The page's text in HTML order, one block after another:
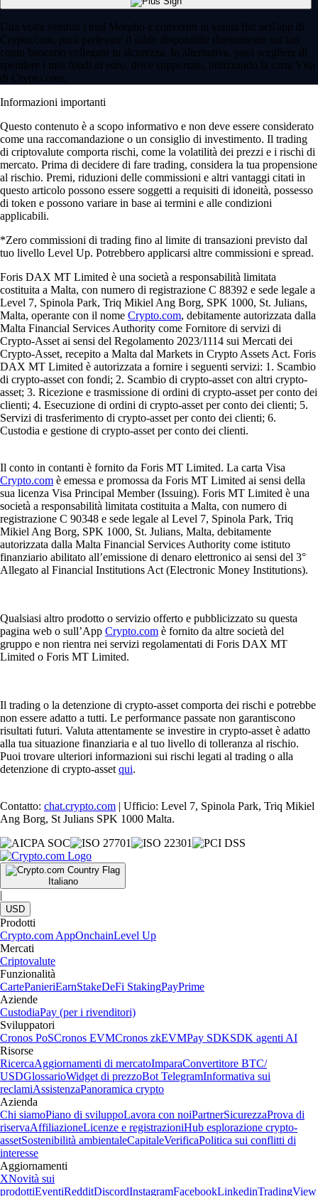
Una volta venduti i tuoi Morpho e convertiti in valuta fiat nell'app di
Crypto.com, puoi prelevare il saldo disponibile direttamente sul tuo
conto bancario collegato in sicurezza. In alternativa, puoi scegliere di
spendere i tuoi fondi in euro, dove supportato, utilizzando la carta Visa
di Crypto.com.
Informazioni importanti
Questo contenuto è a scopo informativo e non deve essere considerato
come una raccomandazione o un consiglio di investimento. Il trading
di criptovalute comporta rischi, come la volatilità dei prezzi e i rischi di
mercato. Prima di decidere di fare trading, considera la tua propensione
al rischio. Premi, riduzioni delle commissioni e altri vantaggi citati in
questo articolo possono essere soggetti a requisiti di idoneità, possesso
di token e possono variare in base ai termini e alle condizioni
applicabili.
*Zero commissioni di trading fino al limite di transazioni previsto dal
tuo livello Level Up. Potrebbero applicarsi altre commissioni e spread.
Foris DAX MT Limited è una società a responsabilità limitata
costituita a Malta, con numero di registrazione C 88392 e sede legale a
Level 7, Spinola Park, Triq Mikiel Ang Borg, SPK 1000, St. Julians,
Malta, operante con il nome Crypto.com, debitamente autorizzata dalla
Malta Financial Services Authority come Fornitore di servizi di
Crypto-Asset ai sensi del Regolamento 2023/1114 sui Mercati dei
Crypto-Asset, recepito a Malta dal Markets in Crypto Assets Act. Foris
DAX MT Limited è autorizzata a fornire i seguenti servizi: 1. Scambio
di crypto-asset con fondi; 2. Scambio di crypto-asset con altri crypto-
asset; 3. Ricezione e trasmissione di ordini di crypto-asset per conto dei
clienti; 4. Esecuzione di ordini di crypto-asset per conto dei clienti; 5.
Servizi di trasferimento di crypto-asset per conto dei clienti; 6.
Custodia e gestione di crypto-asset per conto dei clienti.
Il conto in contanti è fornito da Foris MT Limited. La carta Visa
Crypto.com è emessa e promossa da Foris MT Limited ai sensi della
sua licenza Visa Principal Member (Issuing). Foris MT Limited è una
società a responsabilità limitata costituita a Malta, con numero di
registrazione C 90348 e sede legale al Level 7, Spinola Park, Triq
Mikiel Ang Borg, SPK 1000, St. Julians, Malta, debitamente
autorizzata dalla Malta Financial Services Authority come istituto
finanziario abilitato all’emissione di denaro elettronico ai sensi del 3°
Allegato al Financial Institutions Act (Electronic Money Institutions).
Qualsiasi altro prodotto o servizio offerto e pubblicizzato su questa
pagina web o sull’App Crypto.com è fornito da altre società del
gruppo e non rientra nei servizi regolamentati di Foris DAX MT
Limited o Foris MT Limited.
Il trading o la detenzione di crypto-asset comporta dei rischi e potrebbe
non essere adatto a tutti. Le performance passate non garantiscono
risultati futuri. Valuta attentamente se investire in crypto-asset è adatto
alla tua situazione finanziaria e al tuo livello di tolleranza al rischio.
Puoi trovare ulteriori informazioni sui rischi legati al trading o alla
detenzione di crypto-asset qui.
Contatto: chat.crypto.com | Ufficio: Level 7, Spinola Park, Triq Mikiel
Ang Borg, St Julians SPK 1000 Malta.
Italiano
|
USD
Prodotti
Crypto.com AppOnchainLevel Up
Mercati
Criptovalute
Funzionalità
CartePanieriEarnStakeDeFi StakingPayPrime
Aziende
CustodiaPay (per i rivenditori)
Sviluppatori
Cronos PoSCronos EVMCronos zkEVMPay SDKSDK agenti AI
Risorse
RicercaAggiornamenti di mercatoImparaConvertitore BTC/
USDGlossarioWidget di prezzoBot TelegramInformativa sui
reclamiAssistenzaPanoramica crypto
Azienda
Chi siamoPiano di sviluppoLavora con noiPartnerSicurezzaProva di
riservaAffiliazioneLicenze e registrazioniHub esplorazione crypto-
assetSostenibilità ambientaleCapitaleVerificaPolitica sui conflitti di
interesse
Aggiornamenti
XNovità sui
prodottiEventiRedditDiscordInstagramFacebookLinkedinTradingView